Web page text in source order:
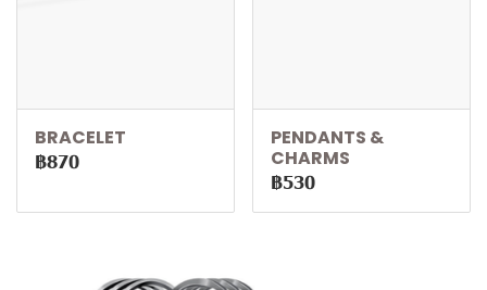
BRACELET
฿870
PENDANTS &
CHARMS
฿530